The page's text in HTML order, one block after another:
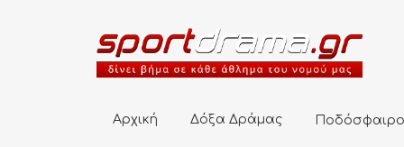
Αρχική Δόξα Δράμας Ποδόσφαιρο